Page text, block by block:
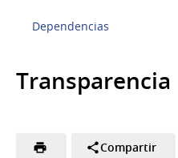
Dependencias
Transparencia
Compartir